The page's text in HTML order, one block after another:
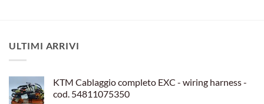
ULTIMI ARRIVI
KTM Cablaggio completo EXC - wiring harness -
cod. 54811075350